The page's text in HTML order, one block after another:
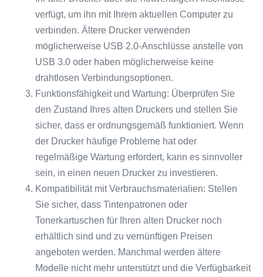
verfügt, um ihn mit Ihrem aktuellen Computer zu
verbinden. Ältere Drucker verwenden
möglicherweise USB 2.0-Anschlüsse anstelle von
USB 3.0 oder haben möglicherweise keine
drahtlosen Verbindungsoptionen.
Funktionsfähigkeit und Wartung: Überprüfen Sie
den Zustand Ihres alten Druckers und stellen Sie
sicher, dass er ordnungsgemäß funktioniert. Wenn
der Drucker häufige Probleme hat oder
regelmäßige Wartung erfordert, kann es sinnvoller
sein, in einen neuen Drucker zu investieren.
Kompatibilität mit Verbrauchsmaterialien: Stellen
Sie sicher, dass Tintenpatronen oder
Tonerkartuschen für Ihren alten Drucker noch
erhältlich sind und zu vernünftigen Preisen
angeboten werden. Manchmal werden ältere
Modelle nicht mehr unterstützt und die Verfügbarkeit